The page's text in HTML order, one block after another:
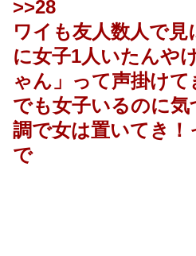
>>28
ワイも友人数人で見
に女子1人いたんや
ゃん」って声掛けて
でも女子いるのに気
調で女は置いてき！
で